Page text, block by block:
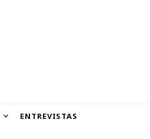
ENTREVISTAS